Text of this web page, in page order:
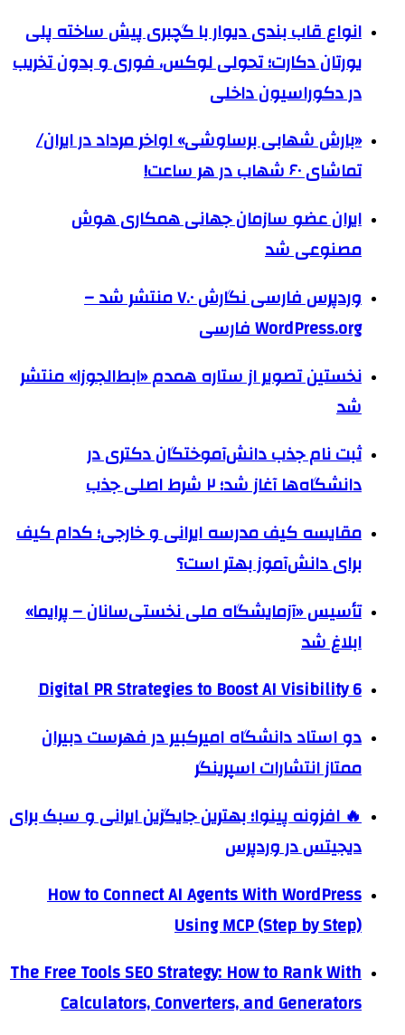
انواع قاب بندی دیوار با گچبری پیش ساخته پلی
یورتان دکارت؛ تحولی لوکس، فوری و بدون تخریب
در دکوراسیون داخلی
«بارش شهابی برساوشی» اواخر مرداد در ایران/
تماشای ۶۰ شهاب در هر ساعت!
ایران عضو سازمان جهانی همکاری هوش
مصنوعی شد
وردپرس فارسی نگارش ۷.۰ منتشر شد –
WordPress.org فارسی
نخستین تصویر از ستاره همدم «ابط‌الجوزا» منتشر
شد
ثبت نام جذب دانش‌آموختگان دکتری در
دانشگاه‌ها آغاز شد؛ ۲ شرط اصلی جذب
مقایسه کیف مدرسه ایرانی و خارجی؛ کدام کیف
برای دانش‌آموز بهتر است؟
تأسیس «آزمایشگاه ملی نخستی‌سانان – پرایما»
ابلاغ شد
6 Digital PR Strategies to Boost AI Visibility
دو استاد دانشگاه امیرکبیر در فهرست دبیران
ممتاز انتشارات اسپرینگر
🔥 افزونه پینوا؛ بهترین جایگزین ایرانی و سبک برای
دیجیتس در وردپرس
How to Connect AI Agents With WordPress
Using MCP (Step by Step)
The Free Tools SEO Strategy: How to Rank With
Calculators, Converters, and Generators